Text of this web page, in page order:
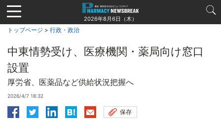
Jump
to
navigation
2026年8月6日（木）
トップページ > 行政・政治
中東情勢受け、医療機関・薬局向け窓口
設置
厚労省、医薬品など供給状況把握へ
2026/4/7 18:32
保存